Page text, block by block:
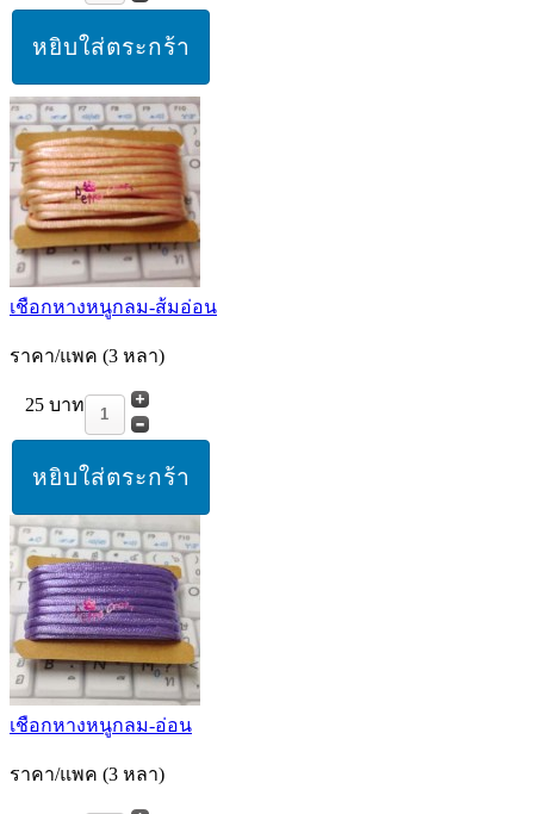
เชือกหางหนูกลม-ส้มอ่อน
ราคา/แพค (3 หลา)
25 บาท
เชือกหางหนูกลม-อ่อน
ราคา/แพค (3 หลา)